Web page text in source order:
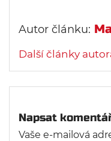
Autor článku:
Další články
Napsat
Vaše e-mailová